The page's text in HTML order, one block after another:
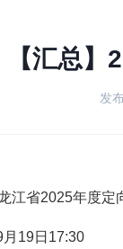
【汇总
发
江省2025年度
19日17:30